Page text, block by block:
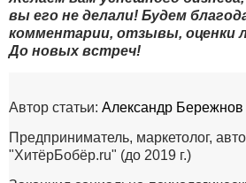
вы его не делали! Будем
комментарии, отзывы, оценки
До новых встреч!
Автор статьи: Александр Бережнов
Предприниматель, маркетолог,
"ХитёрБобёр.ru" (до 2019 г.)